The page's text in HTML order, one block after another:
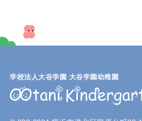
学校法人大谷学園 大谷学園幼稚園